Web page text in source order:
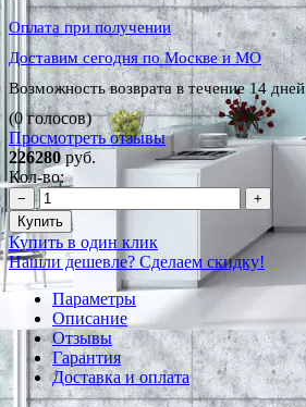
Оплата при получении
Доставим сегодня по Москве и МО
Возможность возврата в течение 14 дней
(0 голосов)
Просмотреть отзывы
226280 руб.
Кол-во:
−
+
Купить
Купить в один клик
Нашли дешевле? Сделаем скидку!
Параметры
Описание
Отзывы
Гарантия
Доставка и оплата